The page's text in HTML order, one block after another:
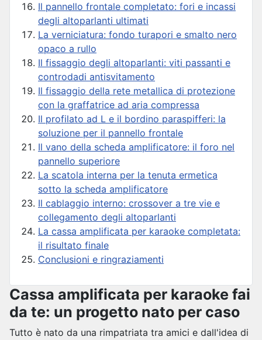
Il pannello frontale completato: fori e incassi
degli altoparlanti ultimati
La verniciatura: fondo turapori e smalto nero
opaco a rullo
Il fissaggio degli altoparlanti: viti passanti e
controdadi antisvitamento
Il fissaggio della rete metallica di protezione
con la graffatrice ad aria compressa
Il profilato ad L e il bordino paraspifferi: la
soluzione per il pannello frontale
Il vano della scheda amplificatore: il foro nel
pannello superiore
La scatola interna per la tenuta ermetica
sotto la scheda amplificatore
Il cablaggio interno: crossover a tre vie e
collegamento degli altoparlanti
La cassa amplificata per karaoke completata:
il risultato finale
Conclusioni e ringraziamenti
Cassa amplificata per karaoke fai
da te: un progetto nato per caso
Tutto è nato da una rimpatriata tra amici e dall'idea di